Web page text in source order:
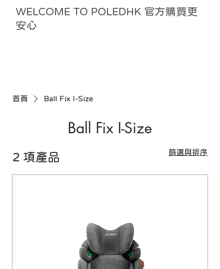
WELCOME TO POLEDHK 官方購買更
安心
首頁 Ball Fix I-Size
Ball Fix I-Size
2 項產品 篩選與排序